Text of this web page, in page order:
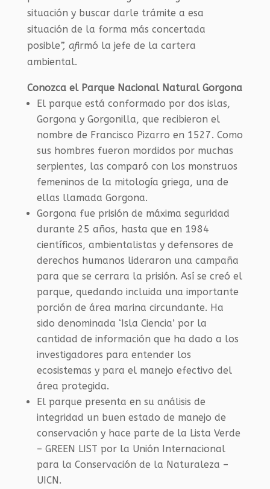
situación y buscar darle trámite a esa
situación de la forma más concertada
posible”, afirmó la jefe de la cartera
ambiental.
Conozca el Parque Nacional Natural Gorgona
El parque está conformado por dos islas,
Gorgona y Gorgonilla, que recibieron el
nombre de Francisco Pizarro en 1527. Como
sus hombres fueron mordidos por muchas
serpientes, las comparó con los monstruos
femeninos de la mitología griega, una de
ellas llamada Gorgona.
Gorgona fue prisión de máxima seguridad
durante 25 años, hasta que en 1984
científicos, ambientalistas y defensores de
derechos humanos lideraron una campaña
para que se cerrara la prisión. Así se creó el
parque, quedando incluida una importante
porción de área marina circundante. Ha
sido denominada ‘Isla Ciencia’ por la
cantidad de información que ha dado a los
investigadores para entender los
ecosistemas y para el manejo efectivo del
área protegida.
El parque presenta en su análisis de
integridad un buen estado de manejo de
conservación y hace parte de la Lista Verde
– GREEN LIST por la Unión Internacional
para la Conservación de la Naturaleza –
UICN.